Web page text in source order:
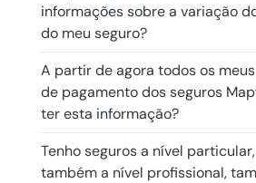
informações sobre a variação
do meu seguro?
A partir de agora todos os
de pagamento dos seguros
ter esta informação?
Tenho seguros a nível
também a nível profissional,